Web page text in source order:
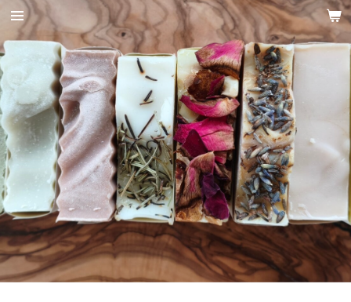
Ga
direct
hoofdinhoud